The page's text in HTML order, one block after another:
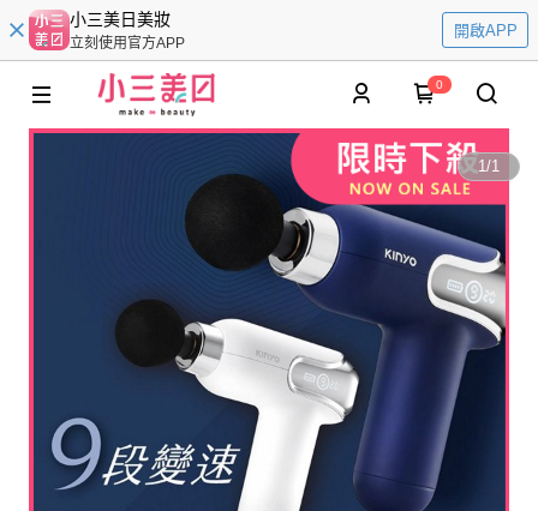
小三美日美妝
立刻使用官方APP
開啟APP
0
1/1